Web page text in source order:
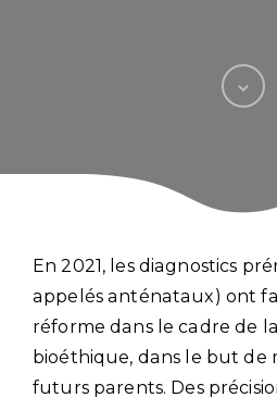
En 2021, les diagnostics
appelés anténataux) ont
réforme dans le cadre de
bioéthique, dans le but de
futurs parents. Des